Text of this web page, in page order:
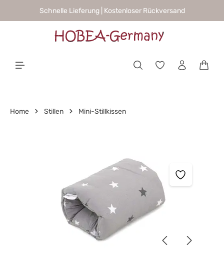
springenSchnelle Lieferung | Kostenloser Rückversand
Home Stillen Mini-Stillkissen